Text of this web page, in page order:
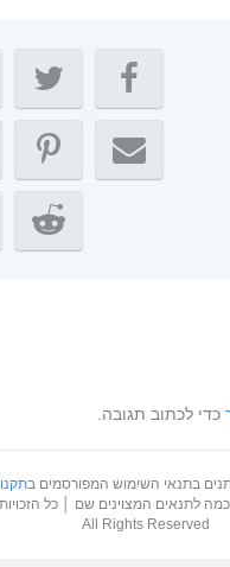
לכתוב תגובה.
בתנאי השימוש המפורסמים ב
לתנאים המצוינים שם │ כל
All Rights Reserved